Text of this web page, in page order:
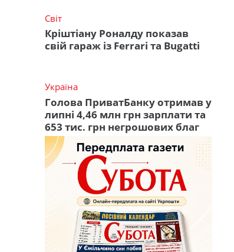
Світ
Кріштіану Роналду показав
свій гараж із Ferrari та Bugatti
Україна
Голова ПриватБанку отримав у
липні 4,46 млн грн зарплати та
653 тис. грн негрошових благ